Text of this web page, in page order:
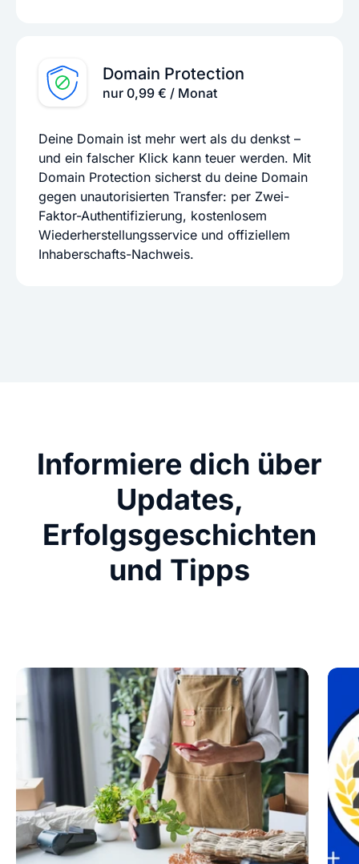
Domain Protection
nur 0,99 € / Monat
Deine Domain ist mehr wert als du denkst –
und ein falscher Klick kann teuer werden. Mit
Domain Protection sicherst du deine Domain
gegen unautorisierten Transfer: per Zwei-
Faktor-Authentifizierung, kostenlosem
Wiederherstellungsservice und offiziellem
Inhaberschafts-Nachweis.
Informiere dich über
Updates,
Erfolgsgeschichten
und Tipps